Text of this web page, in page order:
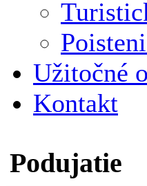
Užitočné
Kontakt
Podujatie